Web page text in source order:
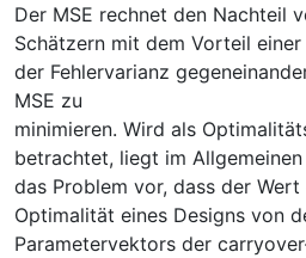
Der MSE rechnet den Nachteil
Schätzern mit dem Vorteil
der Fehlervarianz
MSE zu
minimieren. Wird als
betrachtet, liegt im Allgemeinen
das Problem vor, dass der
Optimalität eines Designs von
Parametervektors der